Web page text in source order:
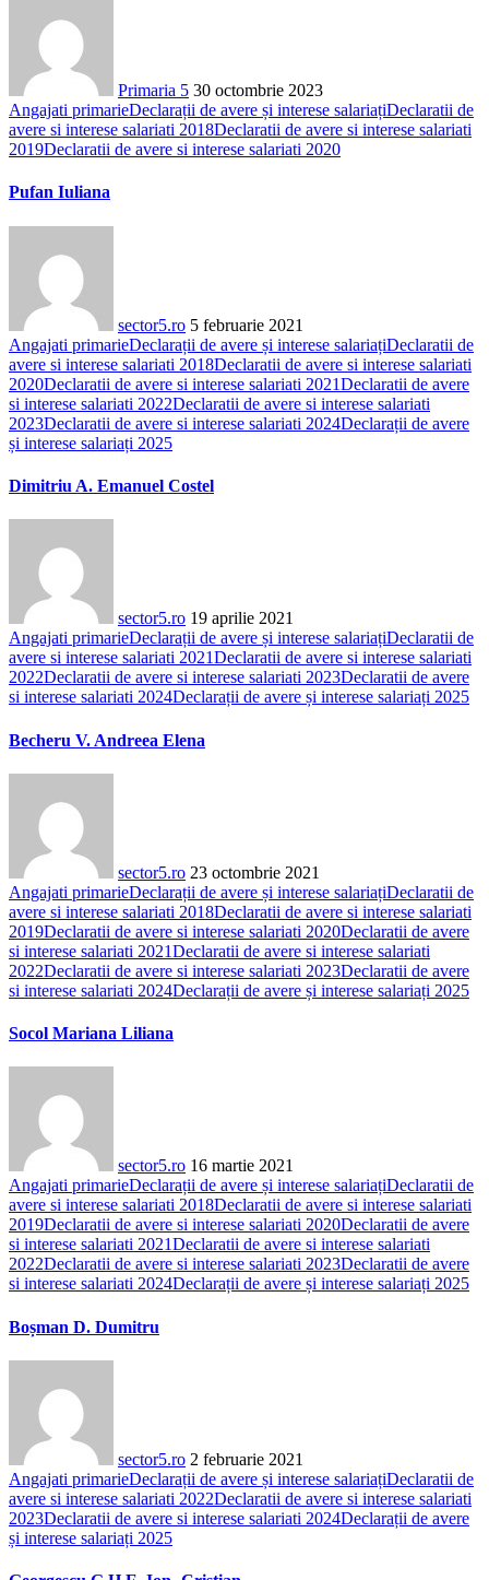
Primaria 5 30 octombrie 2023
Angajati primarieDeclarații de avere și interese salariațiDeclaratii de
avere si interese salariati 2018Declaratii de avere si interese salariati
2019Declaratii de avere si interese salariati 2020
Pufan Iuliana
sector5.ro 5 februarie 2021
Angajati primarieDeclarații de avere și interese salariațiDeclaratii de
avere si interese salariati 2018Declaratii de avere si interese salariati
2020Declaratii de avere si interese salariati 2021Declaratii de avere
si interese salariati 2022Declaratii de avere si interese salariati
2023Declaratii de avere si interese salariati 2024Declarații de avere
și interese salariați 2025
Dimitriu A. Emanuel Costel
sector5.ro 19 aprilie 2021
Angajati primarieDeclarații de avere și interese salariațiDeclaratii de
avere si interese salariati 2021Declaratii de avere si interese salariati
2022Declaratii de avere si interese salariati 2023Declaratii de avere
si interese salariati 2024Declarații de avere și interese salariați 2025
Becheru V. Andreea Elena
sector5.ro 23 octombrie 2021
Angajati primarieDeclarații de avere și interese salariațiDeclaratii de
avere si interese salariati 2018Declaratii de avere si interese salariati
2019Declaratii de avere si interese salariati 2020Declaratii de avere
si interese salariati 2021Declaratii de avere si interese salariati
2022Declaratii de avere si interese salariati 2023Declaratii de avere
si interese salariati 2024Declarații de avere și interese salariați 2025
Socol Mariana Liliana
sector5.ro 16 martie 2021
Angajati primarieDeclarații de avere și interese salariațiDeclaratii de
avere si interese salariati 2018Declaratii de avere si interese salariati
2019Declaratii de avere si interese salariati 2020Declaratii de avere
si interese salariati 2021Declaratii de avere si interese salariati
2022Declaratii de avere si interese salariati 2023Declaratii de avere
si interese salariati 2024Declarații de avere și interese salariați 2025
Boșman D. Dumitru
sector5.ro 2 februarie 2021
Angajati primarieDeclarații de avere și interese salariațiDeclaratii de
avere si interese salariati 2022Declaratii de avere si interese salariati
2023Declaratii de avere si interese salariati 2024Declarații de avere
și interese salariați 2025